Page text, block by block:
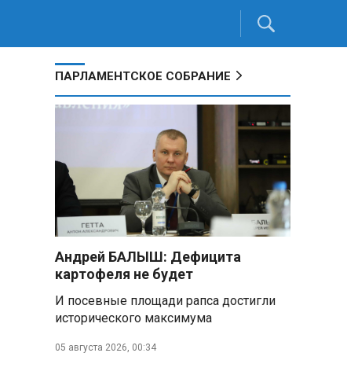
ПАРЛАМЕНТСКОЕ СОБРАНИЕ
Андрей БАЛЫШ: Дефицита
картофеля не будет
И посевные площади рапса достигли
исторического максимума
05 августа 2026, 00:34